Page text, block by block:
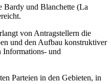
Bardy und Blanchette (La
von Antragstellern die
und den Aufbau konstruktiver
Informations- und
Parteien in den Gebieten, in